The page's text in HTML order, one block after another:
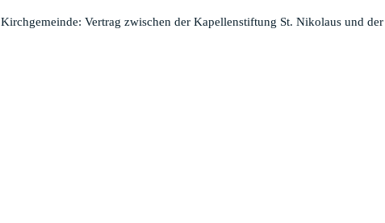
Vertrag zwischen der Kapellenstiftung St. Nikolaus und